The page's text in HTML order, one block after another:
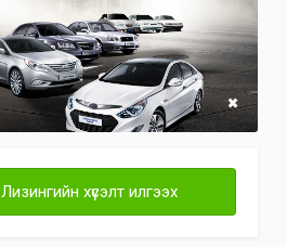
Лизингийн хүсэлт илгээх